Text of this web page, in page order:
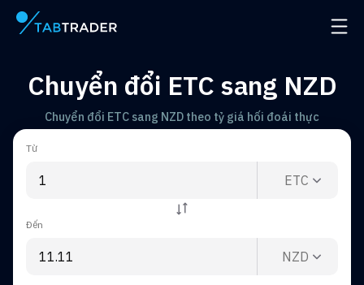
Trang chính Mở
Chuyển đổi ETC sang NZD
Chuyển đổi ETC sang NZD theo tỷ giá hối đoái thực
Từ
ETC
Đến
NZD